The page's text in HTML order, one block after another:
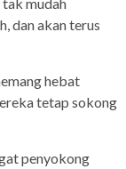
dan akan terus
hebat
tetap sokong
penyokong